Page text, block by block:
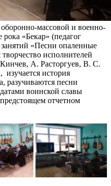
массовой и военно-
«Бекар» (педагог
«Песни опаленные
исполнителей
А. Расторгуев, В. С.
история
разучиваются песни
воинской славы
отчетном